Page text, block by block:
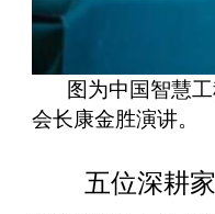
图为中国智慧
会长康金胜演讲。
五位深耕家